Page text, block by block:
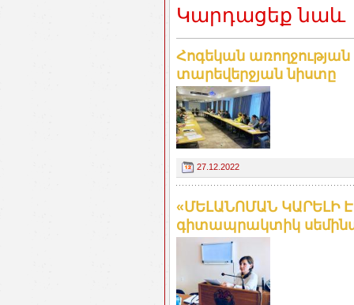
Կարդացեք նաև
Հոգեկան առողջության
տարեվերջյան նիստը
27.12.2022
«ՄԵԼԱՆՈՄԱՆ ԿԱՐԵԼԻ
գիտապրակտիկ